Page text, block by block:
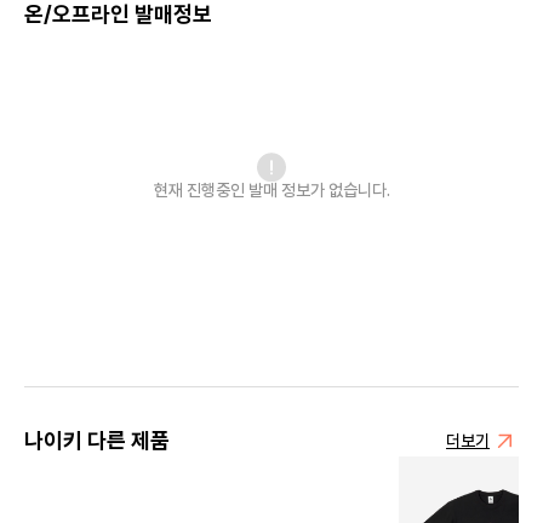
온/오프라인 발매정보
현재 진행중인 발매 정보가 없습니다.
나이키 다른 제품 더보기